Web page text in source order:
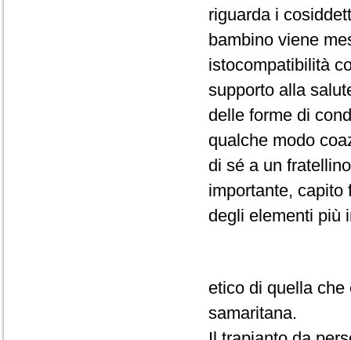
riguarda i
bambino viene
istocompatibilità
supporto alla
delle forme di
qualche modo
di sé a un
importante, capito
degli elementi più
etico di quella
samaritana.